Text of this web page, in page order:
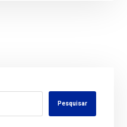
Pesquisar